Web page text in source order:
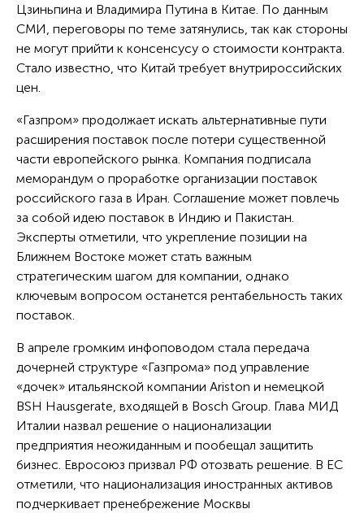
Цзиньпина и Владимира Путина в Китае. По данным
СМИ, переговоры по теме затянулись, так как стороны
не могут прийти к консенсусу о стоимости контракта.
Стало известно, что Китай требует внутрироссийских
цен.
«Газпром» продолжает искать альтернативные пути
расширения поставок после потери существенной
части европейского рынка. Компания подписала
меморандум о проработке организации поставок
российского газа в Иран. Соглашение может повлечь
за собой идею поставок в Индию и Пакистан.
Эксперты отметили, что укрепление позиции на
Ближнем Востоке может стать важным
стратегическим шагом для компании, однако
ключевым вопросом останется рентабельность таких
поставок.
В апреле громким инфоповодом стала передача
дочерней структуре «Газпрома» под управление
«дочек» итальянской компании Ariston и немецкой
BSH Hausgerate, входящей в Bosch Group. Глава МИД
Италии назвал решение о национализации
предприятия неожиданным и пообещал защитить
бизнес. Евросоюз призвал РФ отозвать решение. В ЕС
отметили, что национализация иностранных активов
подчеркивает пренебрежение Москвы